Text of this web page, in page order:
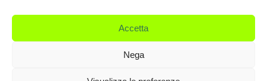
Accetta
Nega
©2022-26 O.P. Isola Verde Società Agricola Consortile a
Responsabilità Limitata | Via Cesare Battisti, 82 | 24060
Capitale sociale interamente versato € 10.200,00 |
opisolaverde@legalmail.it